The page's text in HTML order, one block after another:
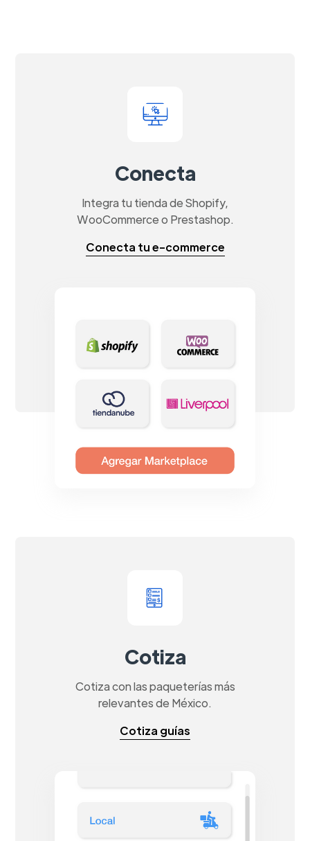
Conecta
Integra tu tienda de Shopify,
WooCommerce o Prestashop.
Conecta tu e-commerce
Cotiza
Cotiza con las paqueterías más
relevantes de México.
Cotiza guías